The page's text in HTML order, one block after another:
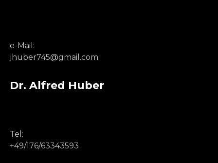
e-Mail:
jhuber745@gmail.com
Dr. Alfred Huber
Tel:
+49/176/63343593